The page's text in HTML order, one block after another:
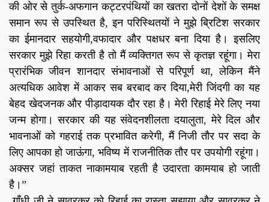
की ओर से तुर्क-अफगान कट्टरपंथियों का खतरा दोनों देशों के समक्ष
समान रूप से उपस्थित है, इन परिस्थितयों ने मुझे ब्रिटिश सरकार
का ईमानदार सहयोगी,वफादार और पक्षधर बना दिया है। इसलिए
सरकार मुझे रिहा करती है तो मैं व्यक्तिगत रूप से कृतज्ञ रहूंगा। मेरा
प्रारंभिक जीवन शानदार संभावनाओं से परिपूर्ण था, लेकिन मैंने
अत्यधिक आवेश में आकर सब बरबाद कर दिया,मेरी जिंदगी का यह
बेहद खेदजनक और पीड़ादायक दौर रहा है। मेरी रिहाई मेरे लिए नया
जन्म होगा। सरकार की यह संवेदनशीलता दयालुता, मेरे दिल और
भावनाओं को गहराई तक प्रभावित करेगी, मैं निजी तौर पर सदा के
लिए आपका हो जाऊंगा, भविष्य में राजनीतिक तौर पर उपयोगी रहूंगा।
अक्सर जहां ताकत नाकामयाब रहती है उदारता कामयाब हो जाती
है।”